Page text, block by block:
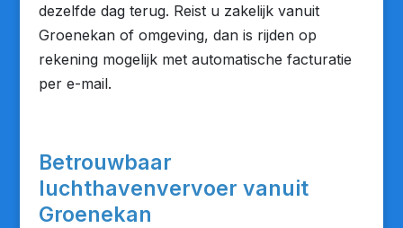
dezelfde dag terug. Reist u zakelijk vanuit
Groenekan of omgeving, dan is rijden op
rekening mogelijk met automatische facturatie
per e-mail.
Betrouwbaar
luchthavenvervoer vanuit
Groenekan